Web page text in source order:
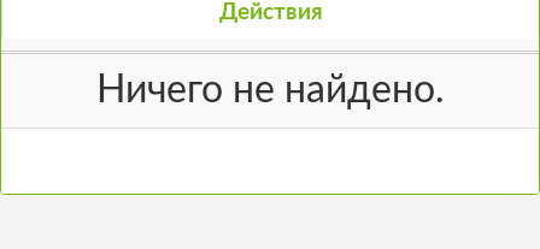
Действия
Ничего не найдено.